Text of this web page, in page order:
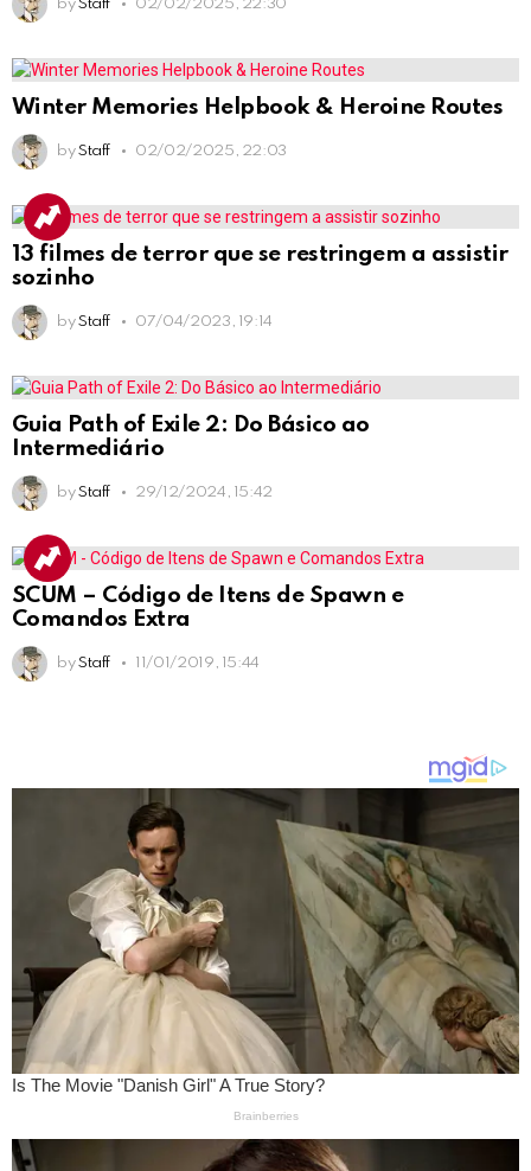
by Staff 02/02/2025, 22:30
Winter Memories Helpbook & Heroine Routes
by Staff 02/02/2025, 22:03
13 filmes de terror que se restringem a assistir
sozinho
by Staff 07/04/2023, 19:14
Guia Path of Exile 2: Do Básico ao
Intermediário
by Staff 29/12/2024, 15:42
SCUM – Código de Itens de Spawn e
Comandos Extra
by Staff 11/01/2019, 15:44